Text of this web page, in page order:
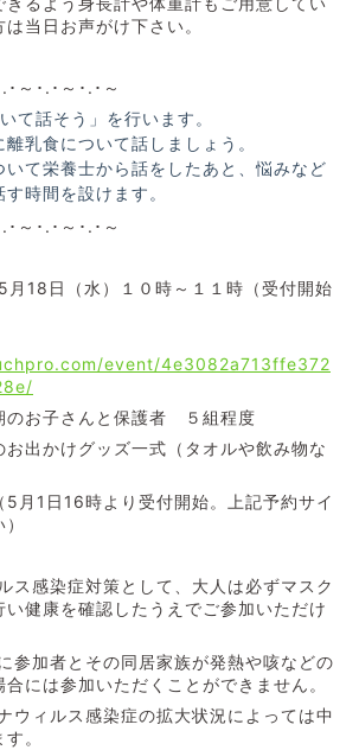
当日お声がけ下さい。
･～･.･～･.･～
て話そう」を行います。
乳食について話しましょう。
いて栄養士から話をしたあと、悩みなど
時間を設けます。
･～･.･～･.･～
18日（水）１０時～１１時（受付開始
event/4e3082a713ffe372
のお子さんと保護者 ５組程度
お出かけグッズ一式（タオルや飲み物な
5月1日16時より受付開始。上記予約サイ
ス感染症対策として、大人は必ずマスク
健康を確認したうえでご参加いただけ
参加者とその同居家族が発熱や咳などの
には参加いただくことができません。
ウィルス感染症の拡大状況によっては中
。